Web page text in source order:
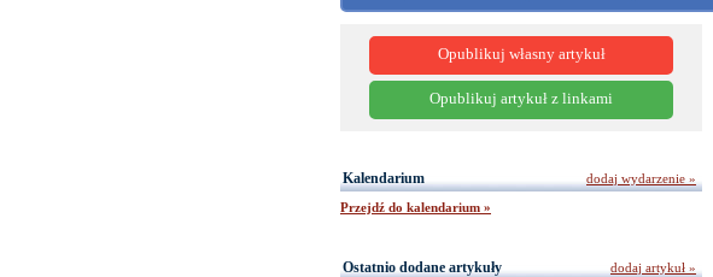
Opublikuj własny artykuł
Opublikuj artykuł z linkami
Kalendarium
Przejdź do kalendarium »
dodaj wydarzenie »
Ostatnio dodane artykuły
dodaj artykuł »